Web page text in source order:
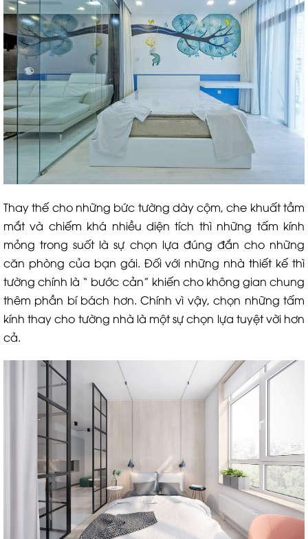
Thay thế cho những bức tường dày cộm, che khuất tầm
mắt và chiếm khá nhiều diện tích thì những tấm kính
mỏng trong suốt là sự chọn lựa đúng đắn cho những
căn phòng của bạn gái. Đối với những nhà thiết kế thì
tường chính là “ bước cản” khiến cho không gian chung
thêm phần bí bách hơn. Chính vì vậy, chọn những tấm
kính thay cho tường nhà là một sự chọn lựa tuyệt vời hơn
cả.